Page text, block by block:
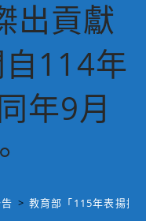
出貢獻
114年
年9月
> 教育部「115年表揚推